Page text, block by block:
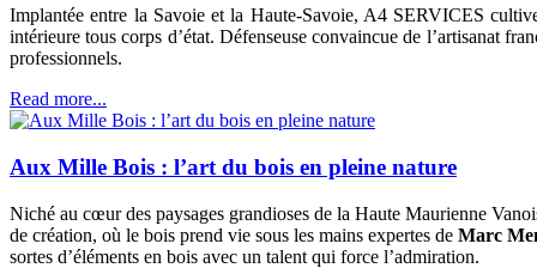
Implantée entre la Savoie et la Haute-Savoie, A4 SERVICES
intérieure tous corps d’état. Défenseuse convaincue de l’artisanat
professionnels.
Read more...
Aux Mille Bois : l’art du bois en pleine nature
Niché au cœur des paysages grandioses de la Haute Maurienne
de création, où le bois prend vie sous les mains expertes de Marc
sortes d’éléments en bois avec un talent qui force l’admiration.